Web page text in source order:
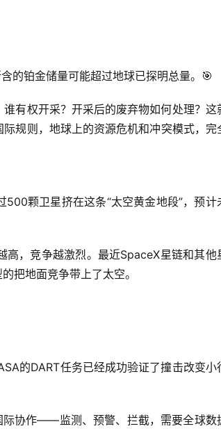
的铂金储量可能超过地球已探明总量。🎯
有权开采？开采后的废弃物如何处理？这
规则，地球上的资源危机和冲突模式，完
颗卫星挤在这条“太空黄金地段”，预计
，竞争越激烈。最近SpaceX星链和其他
把地面竞争带上了太空。
的DART任务已经成功验证了撞击改变小
际协作——监测、预警、拦截，需要全球数